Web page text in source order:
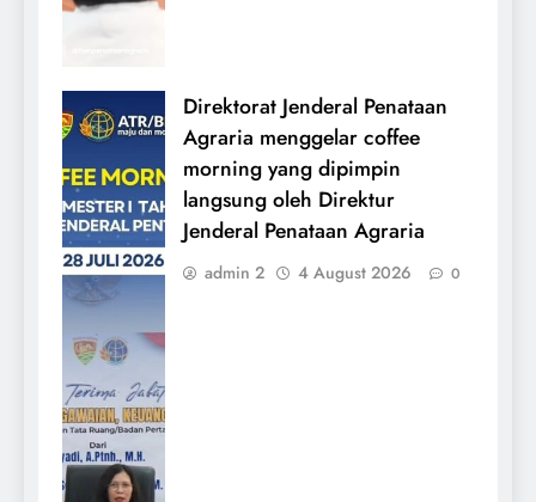
Direktorat Jenderal Penataan
Agraria menggelar coffee
morning yang dipimpin
langsung oleh Direktur
Jenderal Penataan Agraria
admin 2 4 August 2026 0